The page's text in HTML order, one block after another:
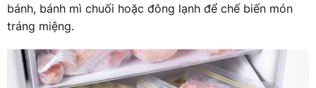
bánh, bánh mì chuối hoặc đông lạnh để chế biến món
tráng miệng.